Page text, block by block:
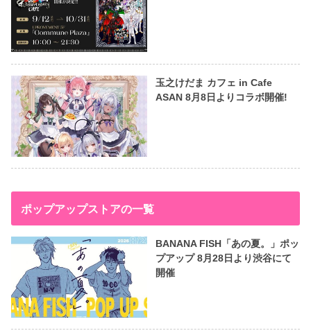
玉之けだま カフェ in Cafe
ASAN 8月8日よりコラボ開催!
ポップアップストアの一覧
BANANA FISH「あの夏。」ポッ
プアップ 8月28日より渋谷にて
開催